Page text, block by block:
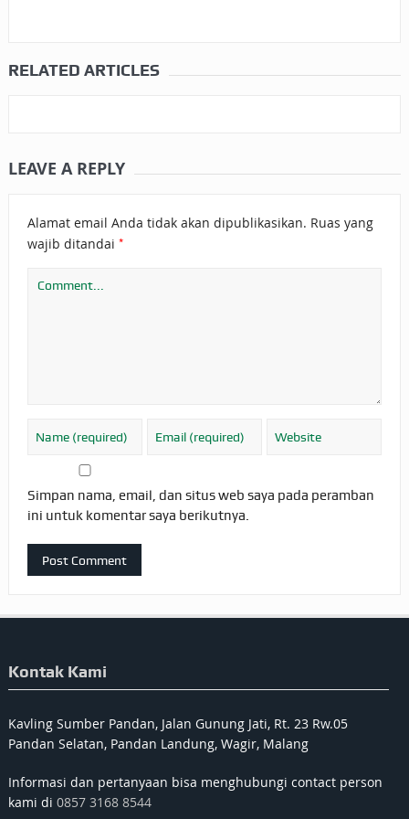
RELATED ARTICLES
LEAVE A REPLY
Alamat email Anda tidak akan dipublikasikan. Ruas yang
wajib ditandai *
Simpan nama, email, dan situs web saya pada peramban
ini untuk komentar saya berikutnya.
Kontak Kami
Kavling Sumber Pandan, Jalan Gunung Jati, Rt. 23 Rw.05
Pandan Selatan, Pandan Landung, Wagir, Malang
Informasi dan pertanyaan bisa menghubungi contact person
kami di 0857 3168 8544